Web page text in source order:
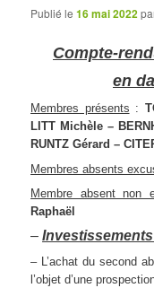
Publié le16 mai 2022
Compte-
en
Membres présents :
LITT Michèle –
RUNTZ Gérard –
Membres absents
Membre absent non
Raphaël
–
– L’achat du second
l’objet d’une